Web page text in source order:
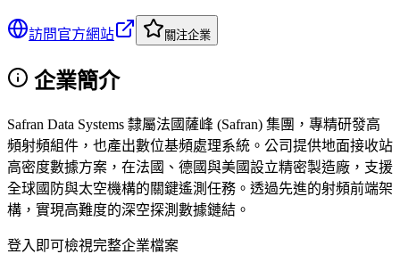
訪問官方網站 關注企業
企業簡介
Safran Data Systems 隸屬法國薩峰 (Safran) 集團，專精研發高
頻射頻組件，也產出數位基頻處理系統。公司提供地面接收站
高密度數據方案，在法國、德國與美國設立精密製造廠，支援
全球國防與太空機構的關鍵遙測任務。透過先進的射頻前端架
構，實現高難度的深空探測數據鏈結。
登入即可檢視完整企業檔案